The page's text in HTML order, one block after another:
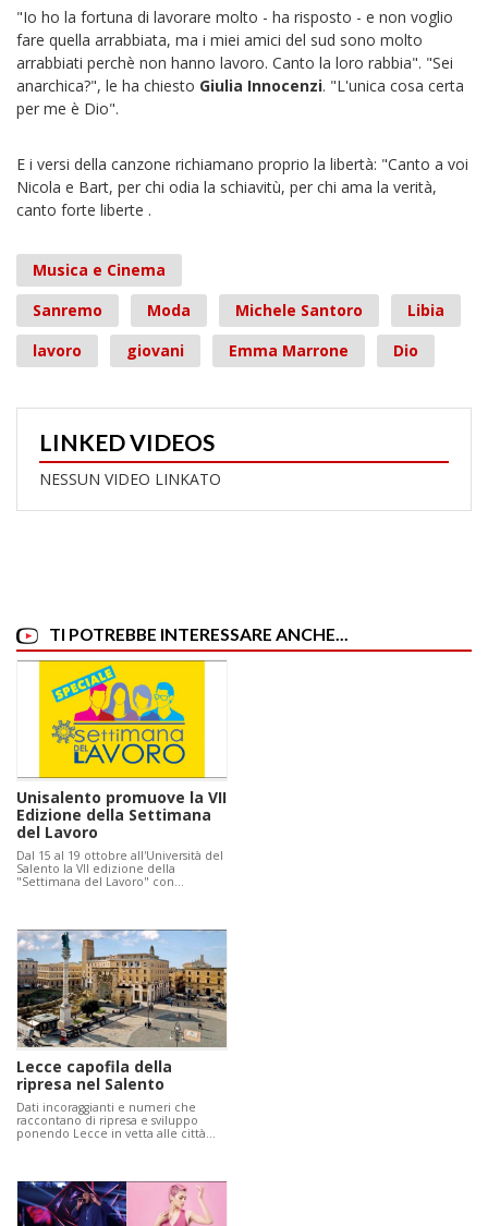
"Io ho la fortuna di lavorare molto - ha risposto - e non voglio
fare quella arrabbiata, ma i miei amici del sud sono molto
arrabbiati perchè non hanno lavoro. Canto la loro rabbia". "Sei
anarchica?", le ha chiesto Giulia Innocenzi. "L'unica cosa certa
per me è Dio".
E i versi della canzone richiamano proprio la libertà: "Canto a voi
Nicola e Bart, per chi odia la schiavitù, per chi ama la verità,
canto forte liberte .
Musica e Cinema
Sanremo
Moda Michele Santoro
Libia
lavoro
giovani Emma Marrone Dio
LINKED VIDEOS
NESSUN VIDEO LINKATO
TI POTREBBE INTERESSARE ANCHE...
Unisalento promuove la VII
Edizione della Settimana
del Lavoro
Dal 15 al 19 ottobre all'Università del
Salento la VII edizione della
"Settimana del Lavoro" con…
Lecce capofila della
ripresa nel Salento
Dati incoraggianti e numeri che
raccontano di ripresa e sviluppo
ponendo Lecce in vetta alle città…